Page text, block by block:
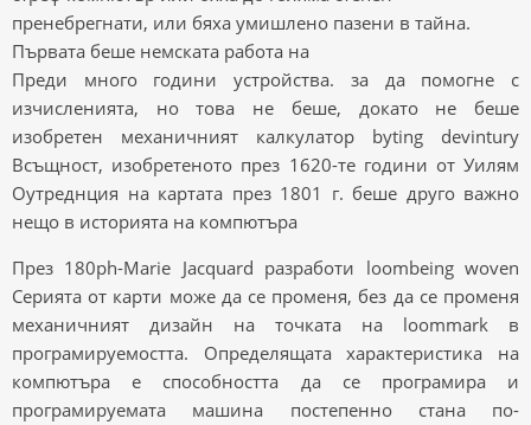
пренебрегнати, или бяха умишлено пазени в тайна.
Първата беше немската работа на
Преди много години устройства. за да помогне с
изчисленията, но това не беше, докато не беше
изобретен механичният калкулатор byting devintury
Всъщност, изобретеното през 1620-те години от Уилям
Оутреднция на картата през 1801 г. беше друго важно
нещо в историята на компютъра
През 180ph-Marie Jacquard разработи loombeing woven
Серията от карти може да се променя, без да се променя
механичният дизайн на точката на loommark в
програмируемостта. Определящата характеристика на
компютъра е способността да се програмира и
програмируемата машина постепенно стана по-